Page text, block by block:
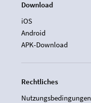
Download
iOS
Android
APK-Download
Rechtliches